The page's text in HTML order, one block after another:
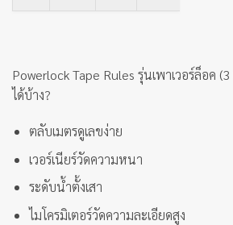
Powerlock Tape Rules รุ่นเพาเวอร์ล็อค
ได้บ้าง?
ตลับเมตรดูเลขง่าย
เวอร์เนียร์วัดความหนา
ระดับน้ำตั้งเสา
ไมโครมิเตอร์วัดความละเอียดสูง